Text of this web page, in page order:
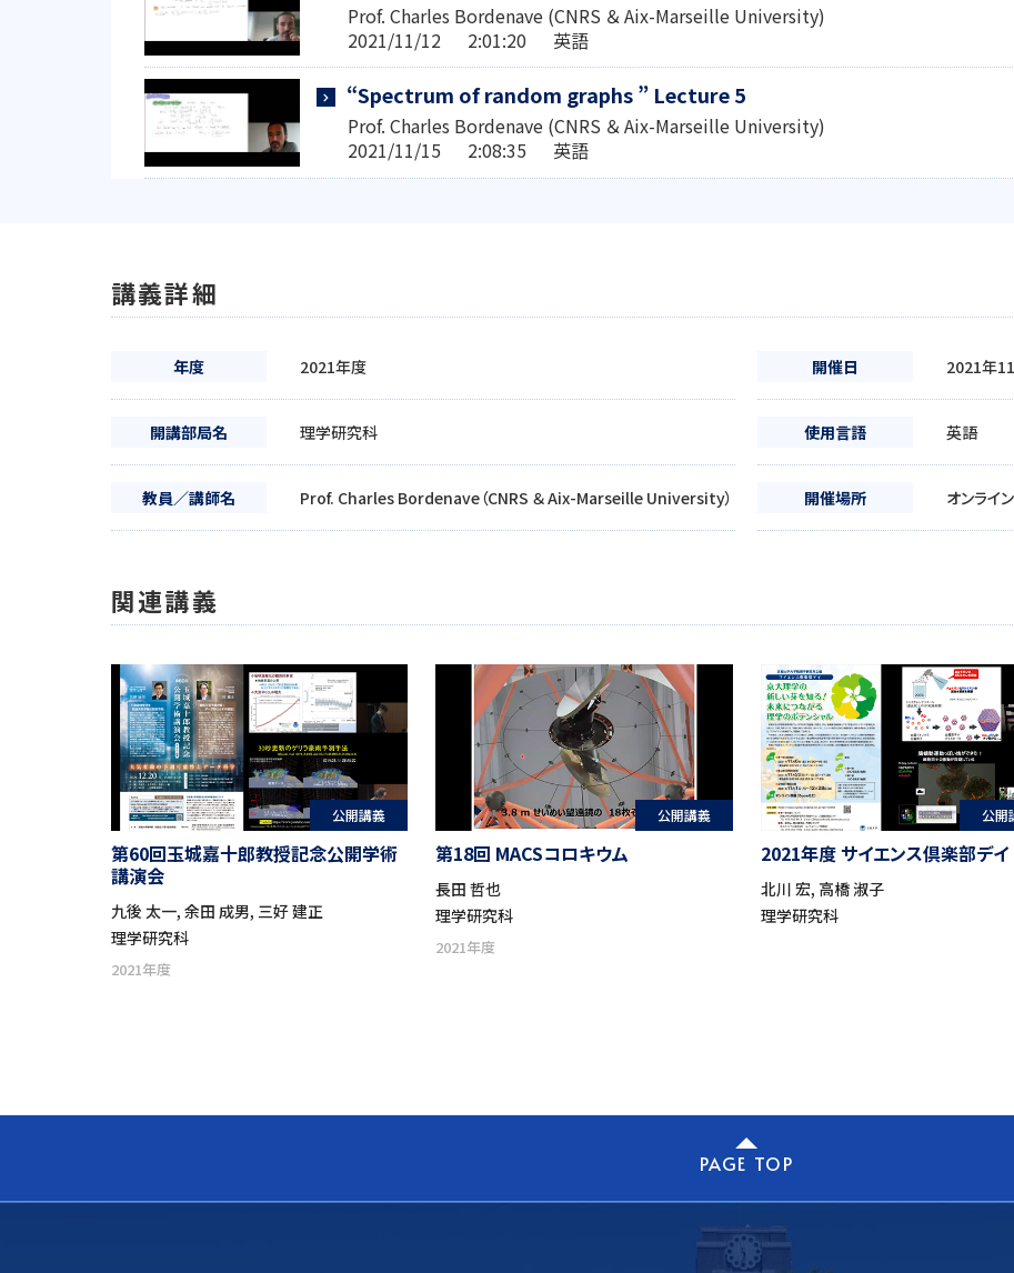
Prof. Charles Bordenave (CNRS ＆ Aix-Marseille University)
2021/11/12 2:01:20 英語
“Spectrum of random graphs ” Lecture 5
Prof. Charles Bordenave (CNRS ＆ Aix-Marseille University)
2021/11/15 2:08:35 英語
講義詳細
年度 2021年度 開催日 2021年
開講部局名 理学研究科 使用言語 英語
教員／講師名 Prof. Charles Bordenave（CNRS ＆ Aix-Marseille University） 開催場所 オンライン
関連講義
公開講義
第60回玉城嘉十郎教授記念公開学術
講演会
九後 太一, 余田 成男, 三好 建正
理学研究科
2021年度
公開講義
第18回 MACSコロキウム
長田 哲也
理学研究科
2021年度
公開
2021年度 サイエンス倶楽部デイ
北川 宏, 高橋 淑子
理学研究科
PAGE TOP